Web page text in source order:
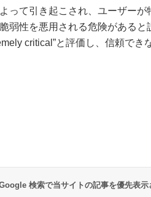
って引き起こされ、ユーザー
弱性を悪用される危険があると
critical”と評価し、信頼でき
検索で当サイトの記事を優先表示